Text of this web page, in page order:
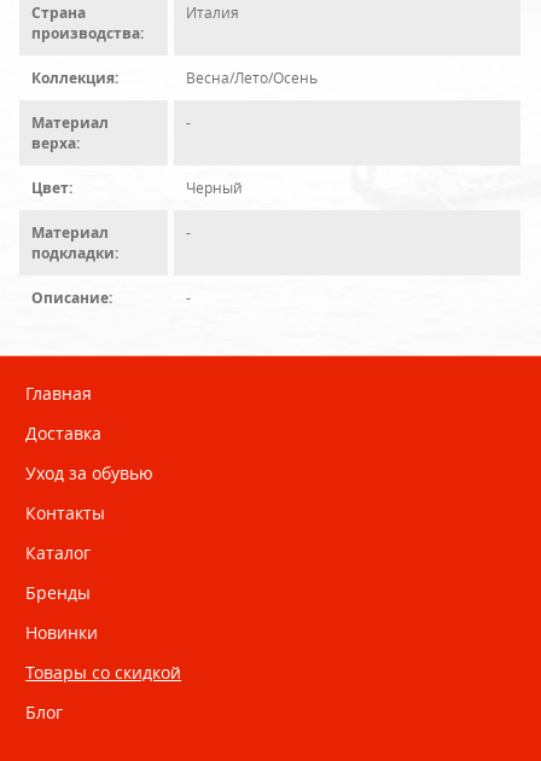
Страна
производства:
Италия
Коллекция: Весна/Лето/Осень
Материал
верха:
-
Цвет: Черный
Материал
подкладки:
-
Описание: -
Главная
Доставка
Уход за обувью
Контакты
Каталог
Бренды
Новинки
Товары со скидкой
Блог